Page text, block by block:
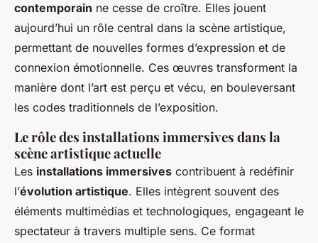
contemporain ne cesse de croître. Elles jouent
aujourd’hui un rôle central dans la scène artistique,
permettant de nouvelles formes d’expression et de
connexion émotionnelle. Ces œuvres transforment la
manière dont l’art est perçu et vécu, en bouleversant
les codes traditionnels de l’exposition.
Le rôle des installations immersives dans la
scène artistique actuelle
Les installations immersives contribuent à redéfinir
l’évolution artistique. Elles intègrent souvent des
éléments multimédias et technologiques, engageant le
spectateur à travers multiple sens. Ce format